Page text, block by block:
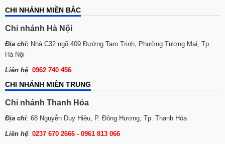
CHI NHÁNH MIỀN BẮC
Chi nhánh Hà Nội
Địa chỉ: Nhà C32 ngõ 409 Đường Tam Trinh, Phường Tương Mai, Tp.
Hà Nội
Liên hệ: 0962 740 456
CHI NHÁNH MIỀN TRUNG
Chi nhánh Thanh Hóa
Địa chỉ: 68 Nguyễn Duy Hiệu, P. Đông Hương, Tp. Thanh Hóa
Liên hệ: 0237 670 2666 - 0961 813 066